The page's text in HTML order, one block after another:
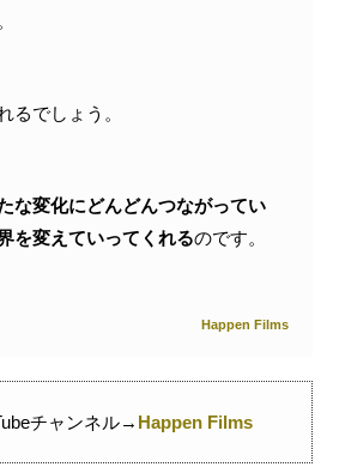
るでしょう。
な変化にどんどんつながってい
を変えていってくれるのです。
Happen Films
チャンネル→ Happen Films